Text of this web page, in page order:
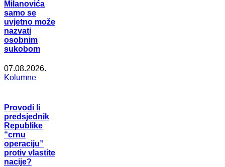
Milanovića
samo se
uvjetno može
nazvati
osobnim
sukobom
07.08.2026.
Kolumne
Provodi li
predsjednik
Republike
“crnu
operaciju”
protiv vlastite
nacije?